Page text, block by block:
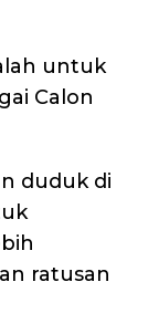
untuk
Calon
duduk di
ratusan